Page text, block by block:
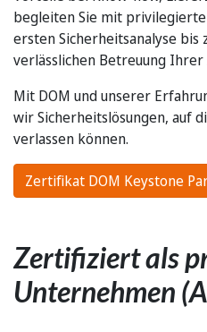
begleiten Sie mit
ersten Sicherheitsanalyse bis
verlässlichen Betreuung Ihrer
Mit DOM und unserer
wir Sicherheitslösungen, auf
verlassen können.
Zertifikat DOM Keystone
Zertifiziert als
Unternehmen